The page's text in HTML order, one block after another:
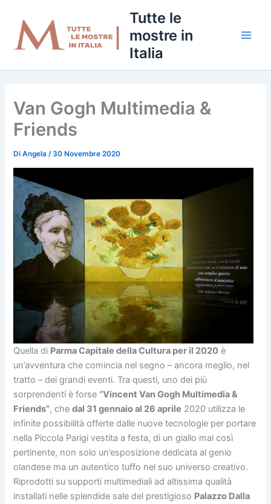
contenuto
Tutte le
mostre in
Italia
Van Gogh Multimedia &
Friends
DiAngela/30 Novembre 2020
Quella di Parma Capitale della Cultura per il 2020 è
un’avventura che comincia nel segno – ancora meglio, nel
tratto – dei grandi eventi. Tra questi, uno dei più
sorprendenti è forse “Vincent Van Gogh Multimedia &
Friends”, chedal 31 gennaio al 26 aprile 2020 utilizza le
infinite possibilità offerte dalle nuove tecnologie per portare
nella Piccola Parigi vestita a festa, di un giallo mai così
pertinente, non solo un’esposizione dedicata al genio
olandese ma un autentico tuffo nel suo universo creativo.
Riprodotti su supporti multimediali ad altissima qualità
installati nelle splendide sale del prestigioso Palazzo Dalla